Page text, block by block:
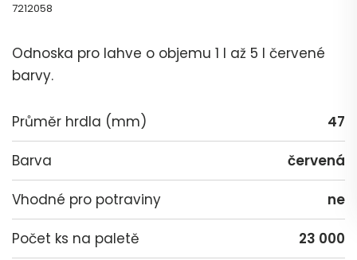
7212058
Odnoska pro lahve o objemu 1 l až 5 l červené
barvy.
Průměr hrdla (mm) 47
Barva červená
Vhodné pro potraviny ne
Počet ks na paletě 23 000